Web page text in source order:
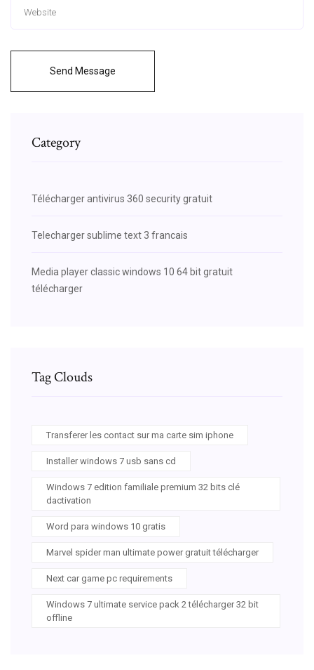
Send Message
Category
Télécharger antivirus 360 security gratuit
Telecharger sublime text 3 francais
Media player classic windows 10 64 bit gratuit
télécharger
Tag Clouds
Transferer les contact sur ma carte sim iphone
Installer windows 7 usb sans cd
Windows 7 edition familiale premium 32 bits clé
dactivation
Word para windows 10 gratis
Marvel spider man ultimate power gratuit télécharger
Next car game pc requirements
Windows 7 ultimate service pack 2 télécharger 32 bit
offline